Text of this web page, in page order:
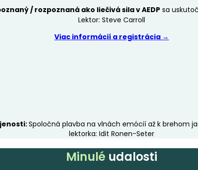
/ rozpoznaná ako liečivá sila v AEDPsa
Lektor: Steve Carroll
Viac informácií a registrácia →
Spoločná plavba na vlnách emócií až k brehom
lektorka: Idit Ronen-Seter
Minulé udalosti